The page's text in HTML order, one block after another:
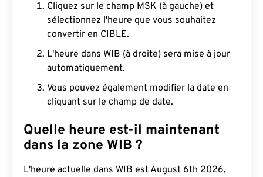
Cliquez sur le champ MSK (à gauche) et
sélectionnez l'heure que vous souhaitez
convertir en CIBLE.
L'heure dans WIB (à droite) sera mise à jour
automatiquement.
Vous pouvez également modifier la date en
cliquant sur le champ de date.
Quelle heure est-il maintenant
dans la zone WIB ?
L'heure actuelle dans WIB est August 6th 2026,